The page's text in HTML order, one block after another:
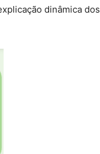
dinâmica dos